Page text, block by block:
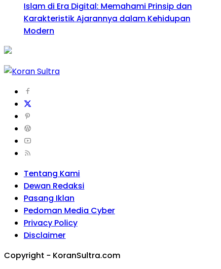
Islam di Era Digital: Memahami Prinsip dan
Karakteristik Ajarannya dalam Kehidupan
Modern
Tentang Kami
Dewan Redaksi
Pasang Iklan
Pedoman Media Cyber
Privacy Policy
Disclaimer
Copyright - KoranSultra.com